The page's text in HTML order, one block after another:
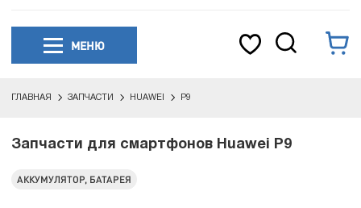
МЕНЮ
ГЛАВНАЯ ЗАПЧАСТИ HUAWEI P9
Запчасти для смартфонов Huawei P9
АККУМУЛЯТОР, БАТАРЕЯ